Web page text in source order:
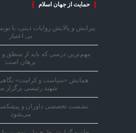
حمایت از جهان اسلام
پیرایش و پالایش روایات دینی، با
بی اعتبار
مهم‌ترین درسی که باید از منطق
برهان است
همایش «سیاست و کرامت»
شهید رئیسی برگزار
نشست تخصصی داوران و
می‌شود